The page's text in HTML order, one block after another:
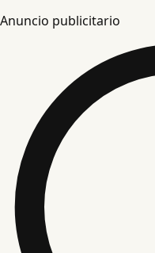
Anuncio publicitario